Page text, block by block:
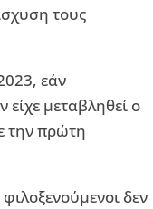
τους
εάν
μεταβληθεί ο
την πρώτη
δεν